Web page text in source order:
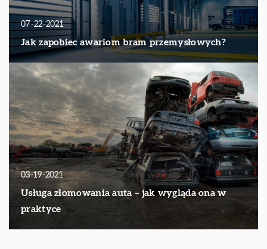
07-22-2021
Jak zapobiec awariom bram przemysłowych?
03-19-2021
Usługa złomowania auta – jak wygląda ona w
praktyce